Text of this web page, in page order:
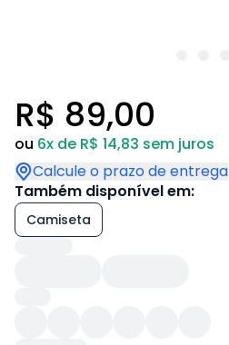
R$ 89,00
ou 6x de R$ 14,83 sem juros
Calcule o prazo de entrega
Também disponível em:
Camiseta